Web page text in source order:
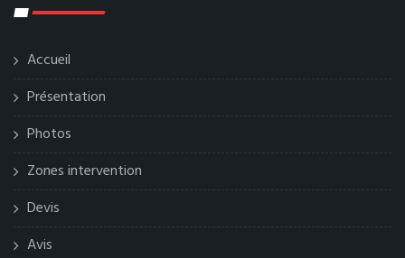
Accueil
Présentation
Photos
Zones intervention
Devis
Avis